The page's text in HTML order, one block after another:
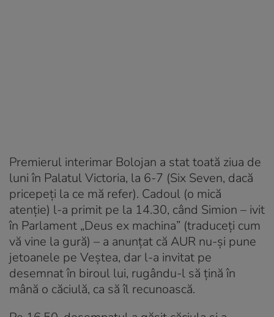
Premierul interimar Bolojan a stat toată ziua de
luni în Palatul Victoria, la 6-7 (Six Seven, dacă
pricepeți la ce mă refer). Cadoul (o mică
atenție) l-a primit pe la 14.30, când Simion – ivit
în Parlament „Deus ex machina” (traduceți cum
vă vine la gură) – a anunțat că AUR nu-și pune
jetoanele pe Veștea, dar l-a invitat pe
desemnat în biroul lui, rugându-l să țină în
mână o căciulă, ca să îl recunoască.